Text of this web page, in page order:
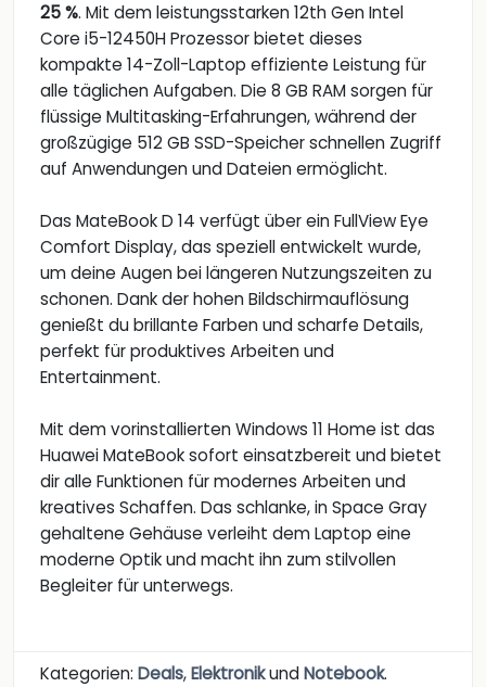
25 %. Mit dem leistungsstarken 12th Gen Intel
Core i5-12450H Prozessor bietet dieses
kompakte 14-Zoll-Laptop effiziente Leistung für
alle täglichen Aufgaben. Die 8 GB RAM sorgen für
flüssige Multitasking-Erfahrungen, während der
großzügige 512 GB SSD-Speicher schnellen Zugriff
auf Anwendungen und Dateien ermöglicht.
Das MateBook D 14 verfügt über ein FullView Eye
Comfort Display, das speziell entwickelt wurde,
um deine Augen bei längeren Nutzungszeiten zu
schonen. Dank der hohen Bildschirmauflösung
genießt du brillante Farben und scharfe Details,
perfekt für produktives Arbeiten und
Entertainment.
Mit dem vorinstallierten Windows 11 Home ist das
Huawei MateBook sofort einsatzbereit und bietet
dir alle Funktionen für modernes Arbeiten und
kreatives Schaffen. Das schlanke, in Space Gray
gehaltene Gehäuse verleiht dem Laptop eine
moderne Optik und macht ihn zum stilvollen
Begleiter für unterwegs.
Kategorien: Deals,ElektronikundNotebook.